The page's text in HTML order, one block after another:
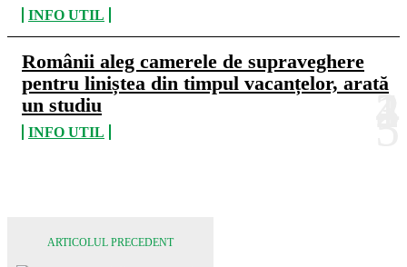
INFO UTIL
Românii aleg camerele de supraveghere
pentru liniștea din timpul vacanțelor, arată
un studiu
INFO UTIL
ARTICOLUL PRECEDENT